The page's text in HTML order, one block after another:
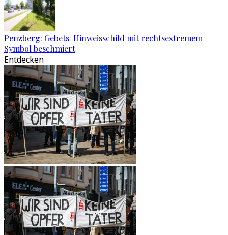
Penzberg: Gebets-Hinweisschild mit rechtsextremem
Symbol beschmiert
Entdecken